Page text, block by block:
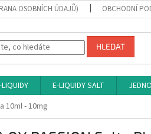
OSOBNÍCH ÚDAJŮ) OBCHODNÍ
HLEDAT
E-LIQUIDY SALT
10ml - 10mg